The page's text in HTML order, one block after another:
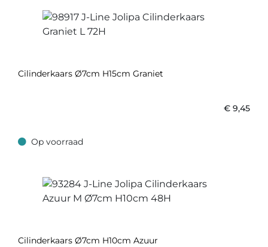
Cilinderkaars Ø7cm H15cm Graniet
€ 9,45
Op voorraad
Op voorraad
Cilinderkaars Ø7cm H10cm Azuur